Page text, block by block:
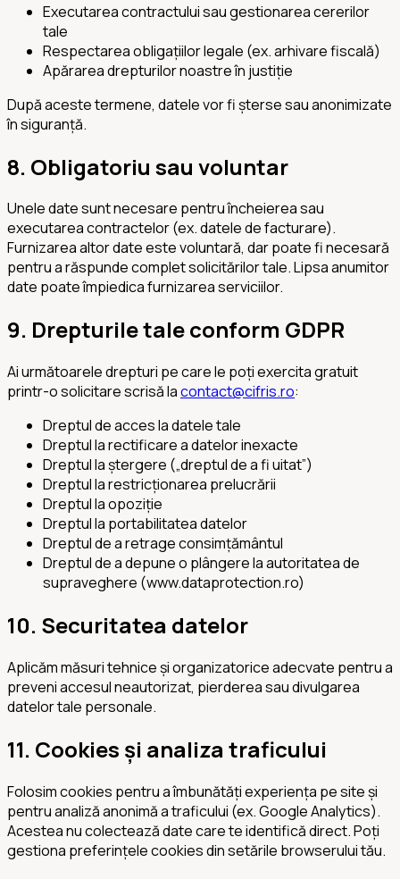
Executarea contractului sau gestionarea cererilor
tale
Respectarea obligațiilor legale (ex. arhivare fiscală)
Apărarea drepturilor noastre în justiție
După aceste termene, datele vor fi șterse sau anonimizate
în siguranță.
8. Obligatoriu sau voluntar
Unele date sunt necesare pentru încheierea sau
executarea contractelor (ex. datele de facturare).
Furnizarea altor date este voluntară, dar poate fi necesară
pentru a răspunde complet solicitărilor tale. Lipsa anumitor
date poate împiedica furnizarea serviciilor.
9. Drepturile tale conform GDPR
Ai următoarele drepturi pe care le poți exercita gratuit
printr-o solicitare scrisă lacontact@cifris.ro:
Dreptul de acces la datele tale
Dreptul la rectificare a datelor inexacte
Dreptul la ștergere („dreptul de a fi uitat”)
Dreptul la restricționarea prelucrării
Dreptul la opoziție
Dreptul la portabilitatea datelor
Dreptul de a retrage consimțământul
Dreptul de a depune o plângere la autoritatea de
supraveghere (www.dataprotection.ro)
10. Securitatea datelor
Aplicăm măsuri tehnice și organizatorice adecvate pentru a
preveni accesul neautorizat, pierderea sau divulgarea
datelor tale personale.
11. Cookies și analiza traficului
Folosim cookies pentru a îmbunătăți experiența pe site și
pentru analiză anonimă a traficului (ex. Google Analytics).
Acestea nu colectează date care te identifică direct. Poți
gestiona preferințele cookies din setările browserului tău.